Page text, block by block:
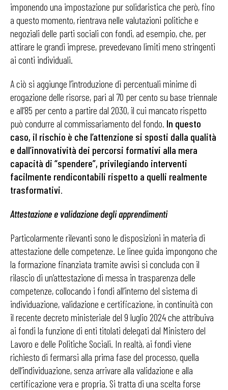
imponendo una impostazione pur solidaristica che però, fino
a questo momento, rientrava nelle valutazioni politiche e
negoziali delle parti sociali con fondi, ad esempio, che, per
attirare le grandi imprese, prevedevano limiti meno stringenti
ai conti individuali.
A ciò si aggiunge l’introduzione di percentuali minime di
erogazione delle risorse, pari al 70 per cento su base triennale
e all’85 per cento a partire dal 2030, il cui mancato rispetto
può condurre al commissariamento del fondo. In questo
caso, il rischio è che l’attenzione si sposti dalla qualità
e dall’innovatività dei percorsi formativi alla mera
capacità di “spendere”, privilegiando interventi
facilmente rendicontabili rispetto a quelli realmente
trasformativi.
Attestazione e validazione degli apprendimenti
Particolarmente rilevanti sono le disposizioni in materia di
attestazione delle competenze. Le linee guida impongono che
la formazione finanziata tramite avvisi si concluda con il
rilascio di un’attestazione di messa in trasparenza delle
competenze, collocando i fondi all’interno del sistema di
individuazione, validazione e certificazione, in continuità con
il recente decreto ministeriale del 9 luglio 2024 che attribuiva
ai fondi la funzione di enti titolati delegati dal Ministero del
Lavoro e delle Politiche Sociali. In realtà, ai fondi viene
richiesto di fermarsi alla prima fase del processo, quella
dell’individuazione, senza arrivare alla validazione e alla
certificazione vera e propria. Si tratta di una scelta forse